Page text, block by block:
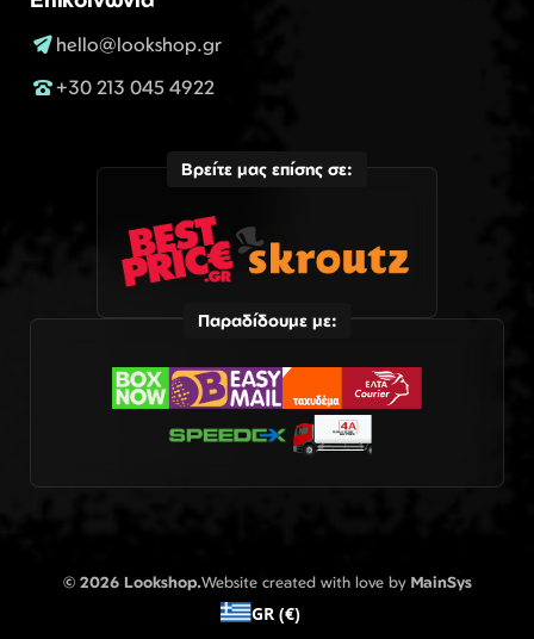
hello@lookshop.gr
+30 213 045 4922
Βρείτε μας επίσης σε:
Παραδίδουμε με:
© 2026 Lookshop.Website created with love by MainSys
GR (€)